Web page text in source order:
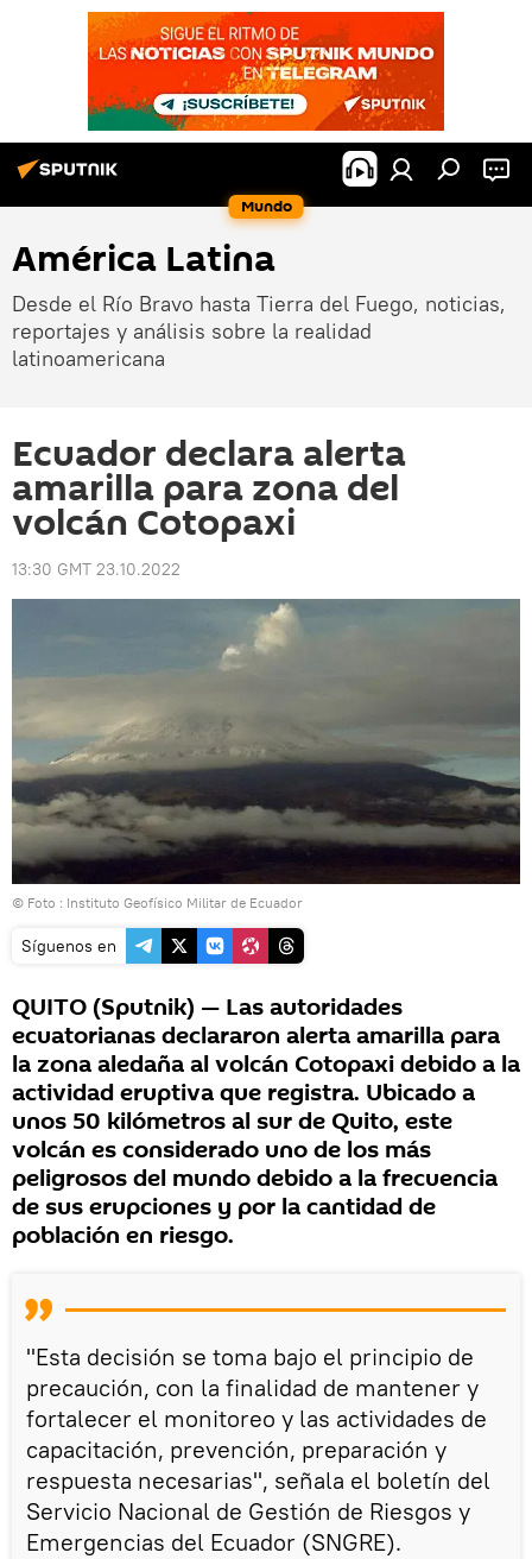
Mundo
América Latina
Desde el Río Bravo hasta Tierra del Fuego, noticias,
reportajes y análisis sobre la realidad
latinoamericana
Ecuador declara alerta
amarilla para zona del
volcán Cotopaxi
13:30 GMT 23.10.2022
© Foto : Instituto Geofísico Militar de Ecuador
Síguenos en
QUITO (Sputnik) — Las autoridades
ecuatorianas declararon alerta amarilla para
la zona aledaña al volcán Cotopaxi debido a la
actividad eruptiva que registra. Ubicado a
unos 50 kilómetros al sur de Quito, este
volcán es considerado uno de los más
peligrosos del mundo debido a la frecuencia
de sus erupciones y por la cantidad de
población en riesgo.
"Esta decisión se toma bajo el principio de
precaución, con la finalidad de mantener y
fortalecer el monitoreo y las actividades de
capacitación, prevención, preparación y
respuesta necesarias", señala el boletín del
Servicio Nacional de Gestión de Riesgos y
Emergencias del Ecuador (SNGRE).